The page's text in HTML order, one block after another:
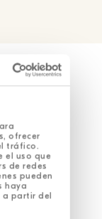
ofrecer
tráfico.
el uso que
de redes
pueden
haya
a partir del